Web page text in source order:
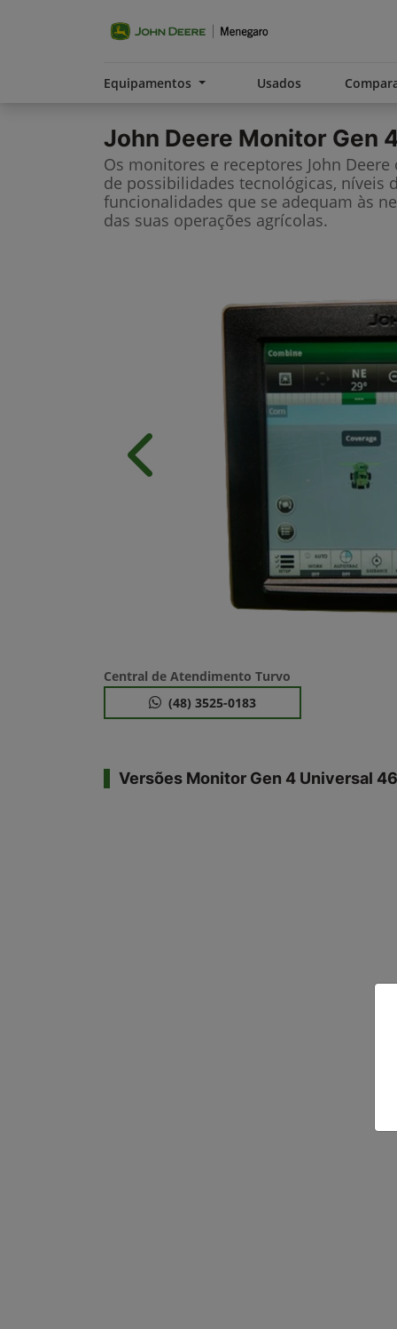
Equipamentos Usados
John Deere Monitor Gen
Os monitores e receptores John
de possibilidades tecnológicas, níveis
funcionalidades que se adequam às
das suas operações agrícolas.
Anterior
Central de Atendimento Turvo
(48) 3525-0183
Versões Monitor Gen 4 Universal